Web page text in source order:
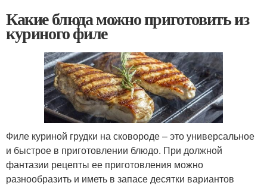
Какие блюда можно приготовить из
куриного филе
Филе куриной грудки на сковороде – это универсальное
и быстрое в приготовлении блюдо. При должной
фантазии рецепты ее приготовления можно
разнообразить и иметь в запасе десятки вариантов